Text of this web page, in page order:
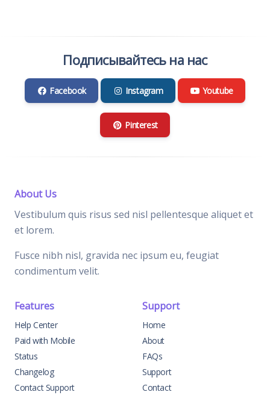
Подписывайтесь на нас
Facebook Instagram Youtube
Pinterest
About Us
Vestibulum quis risus sed nisl pellentesque aliquet et
et lorem.
Fusce nibh nisl, gravida nec ipsum eu, feugiat
condimentum velit.
Features
Help Center
Paid with Mobile
Status
Changelog
Contact Support
Support
Home
About
FAQs
Support
Contact